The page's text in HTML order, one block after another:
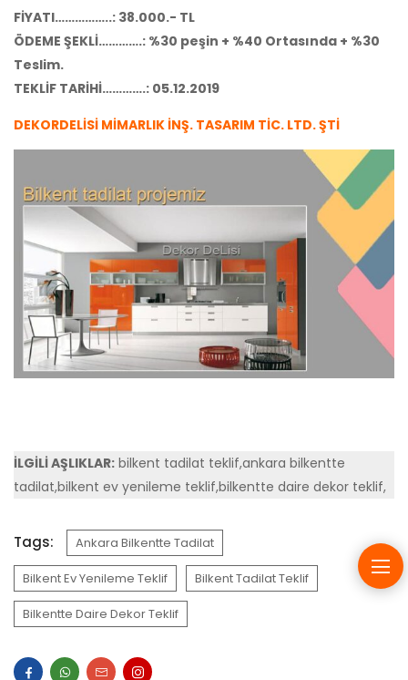
FİYATI……………..: 38.000.- TL
ÖDEME ŞEKLİ………….: %30 peşin + %40 Ortasında + %30
Teslim.
TEKLİF TARİHİ………….: 05.12.2019
DEKORDELİSİ MİMARLIK İNŞ. TASARIM TİC. LTD. ŞTİ
İLGİLİ AŞLIKLAR: bilkent tadilat teklif,ankara bilkentte
tadilat,bilkent ev yenileme teklif,bilkentte daire dekor teklif,
Tags: Ankara Bilkentte Tadilat
Bilkent Ev Yenileme Teklif Bilkent Tadilat Teklif
Bilkentte Daire Dekor Teklif